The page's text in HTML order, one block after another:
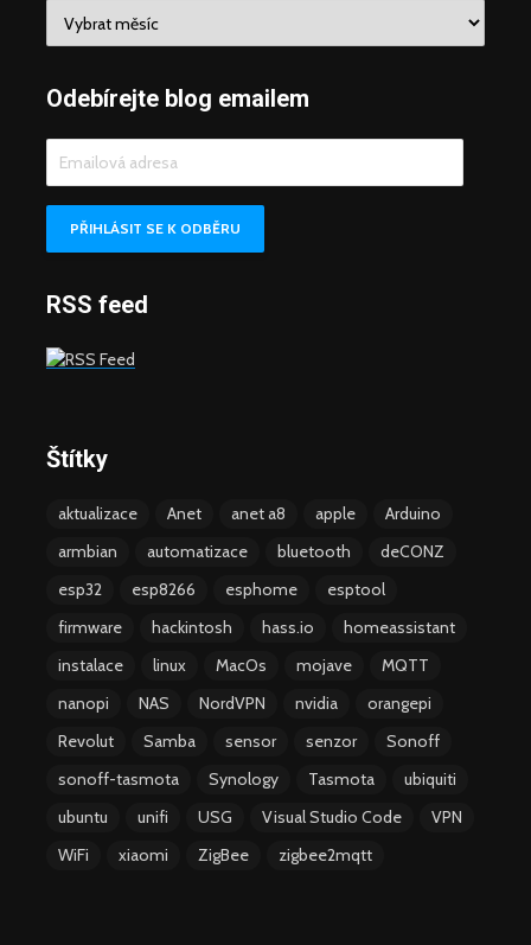
Odebírejte blog emailem
adresa
PŘIHLÁSIT SE K ODBĚRU
RSS feed
Štítky
aktualizace Anet anet a8 apple
Arduino
armbian
automatizace bluetooth
deCONZ
esp32
esp8266 esphome
esptool
firmware
hackintosh hass.io
homeassistant
instalace
linux MacOs mojave
MQTT
nanopi
NAS NordVPN nvidia
orangepi
Revolut
Samba sensor senzor
Sonoff
sonoff-tasmota
Synology Tasmota
ubiquiti
ubuntu
unifi USG Visual Studio Code
VPN
WiFi
xiaomi ZigBee zigbee2mqtt